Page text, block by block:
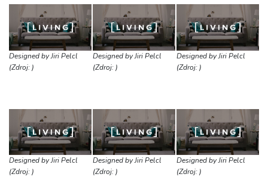
Designed by Jiri Pelcl
(Zdroj: )
Designed by Jiri Pelcl
(Zdroj: )
Designed by Jiri Pelcl
(Zdroj: )
Designed by Jiri Pelcl
(Zdroj: )
Designed by Jiri Pelcl
(Zdroj: )
Designed by Jiri Pelcl
(Zdroj: )